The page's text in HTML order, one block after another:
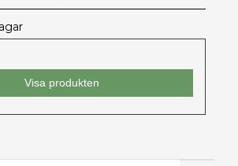
Visa produkten